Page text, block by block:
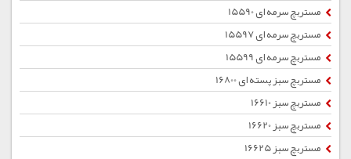
مستربچ سرمه ای 15590
مستربچ سرمه ای 15597
مستربچ سرمه ای 15599
مستربچ سبز پسته ای 16800
مستربچ سبز 16610
مستربچ سبز 16620
مستربچ سبز 16625